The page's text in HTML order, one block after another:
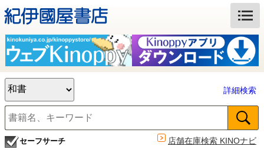
詳細検索
セーフサーチ 店舗在庫検索 KINOナビ